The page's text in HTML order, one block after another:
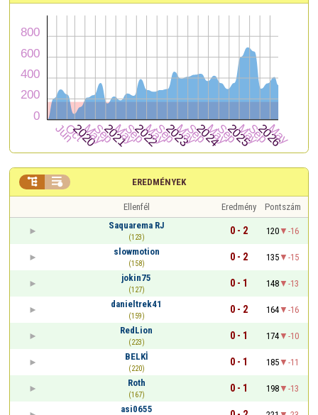
EREDMÉNYEK
 
Ellenfél Eredmény
Pontszám
Saquarema RJ
(123)
0 - 2 120
-16
slowmotion
(158)
0 - 2 135
-15
jokin75
(127)
0 - 1 148
-13
danieltrek41
(159)
0 - 2 164
-16
RedLion
(223)
0 - 1 174
-10
BELKİ
(220)
0 - 1 185
-11
Roth
(167)
0 - 1 198
-13
asi0655